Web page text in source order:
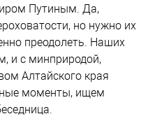
Путиным. Да,
но нужно их
преодолеть. Наших
и с минприродой,
Алтайского края
моменты, ищем